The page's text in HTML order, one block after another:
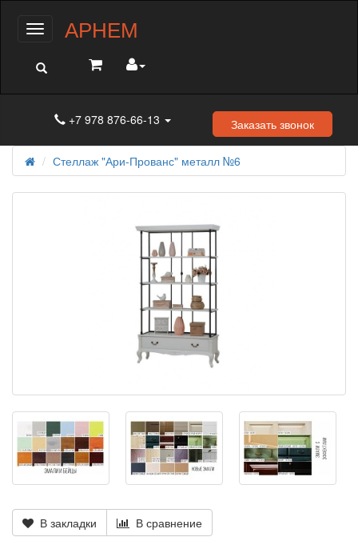
МенюАРНЕМ
+7 978 876-66-13 Заказать звонок
Стеллаж "Ари-Прованс" металл №6
В закладки В сравнение